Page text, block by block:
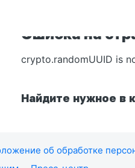
Ошибка на
crypto.randomUUID is
Найдите нужное в
об обработке